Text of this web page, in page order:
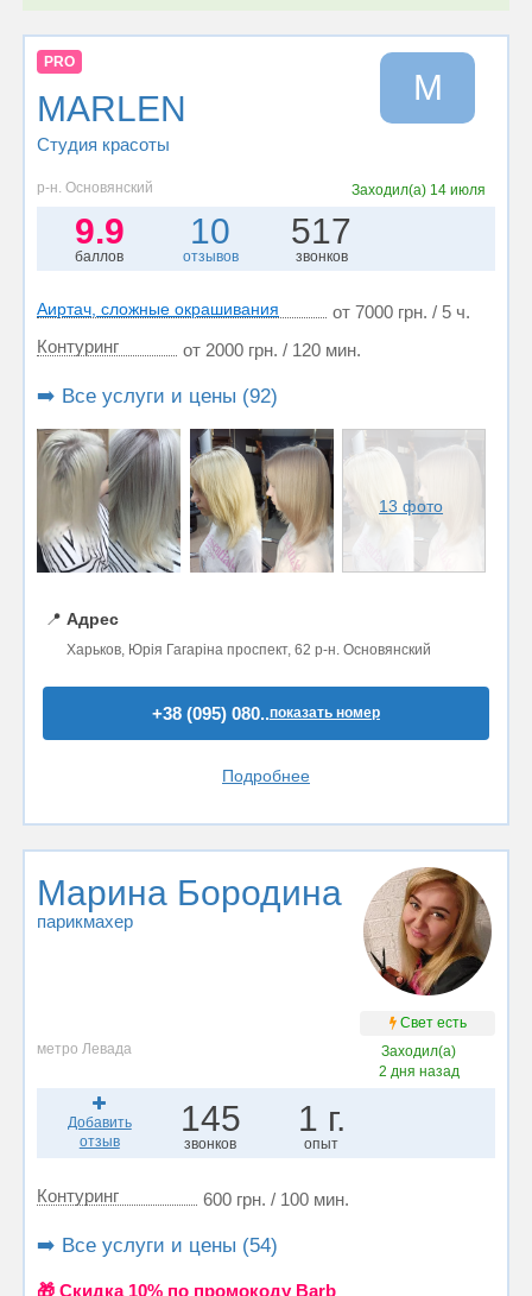
PRO
MARLEN
Студия красоты
M
р-н. Основянский Заходил(а) 14 июля
9.9
баллов
10
отзывов
517
звонков
Аиртач, сложные окрашивания
от 7000 грн. / 5 ч.
Контуринг
от 2000 грн. / 120 мин.
➡️ Все услуги и цены (92)
13 фото
📍 Адрес
Харьков, Юрія Гагаріна проспект, 62 р-н. Основянский
+38 (095) 080..показать номер
Подробнее
Марина Бородина
парикмахер
Свет есть
метро Левада
Заходил(а)
2 дня назад
Добавить
отзыв
145
звонков
1 г.
опыт
Контуринг 600 грн. / 100 мин.
➡️ Все услуги и цены (54)
🎁 Cкидка 10% по промокоду Barb